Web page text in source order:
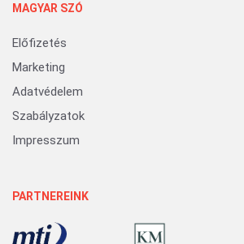
MAGYAR SZÓ
Előfizetés
Marketing
Adatvédelem
Szabályzatok
Impresszum
PARTNEREINK